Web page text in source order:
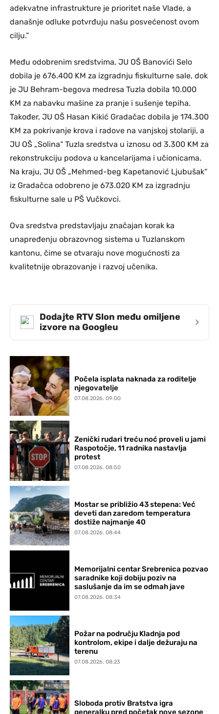
adekvatne infrastrukture je prioritet naše Vlade, a
današnje odluke potvrđuju našu posvećenost ovom
cilju.”
Među odobrenim sredstvima, JU OŠ Banovići Selo
dobila je 676.400 KM za izgradnju fiskulturne sale, dok
je JU Behram-begova medresa Tuzla dobila 10.000
KM za nabavku mašine za pranje i sušenje tepiha.
Također, JU OŠ Hasan Kikić Gradačac dobila je 174.300
KM za pokrivanje krova i radove na vanjskoj stolariji, a
JU OŠ „Solina“ Tuzla sredstva u iznosu od 3.300 KM za
rekonstrukciju podova u kancelarijama i učionicama.
Na kraju, JU OŠ „Mehmed-beg Kapetanović Ljubušak“
iz Gradačca odobreno je 673.020 KM za izgradnju
fiskulturne sale u PŠ Vučkovci.
Ova sredstva predstavljaju značajan korak ka
unapređenju obrazovnog sistema u Tuzlanskom
kantonu, čime se otvaraju nove mogućnosti za
kvalitetnije obrazovanje i razvoj učenika.
Dodajte RTV Slon među omiljene
izvore na Googleu
›
Počela isplata naknada za roditelje
njegovatelje
07.08.2026. 09:00
Zenički rudari treću noć proveli u jami
Raspotočje, 11 radnika nastavlja
protest
07.08.2026. 08:50
Mostar se približio 43 stepena: Već
deveti dan zaredom temperatura
dostiže najmanje 40
07.08.2026. 08:44
Memorijalni centar Srebrenica pozvao
saradnike koji dobiju poziv na
saslušanje da im se odmah jave
07.08.2026. 08:34
Požar na području Kladnja pod
kontrolom, ekipe i dalje dežuraju na
terenu
07.08.2026. 08:23
Sloboda protiv Bratstva igra
generalku pred početak nove sezone